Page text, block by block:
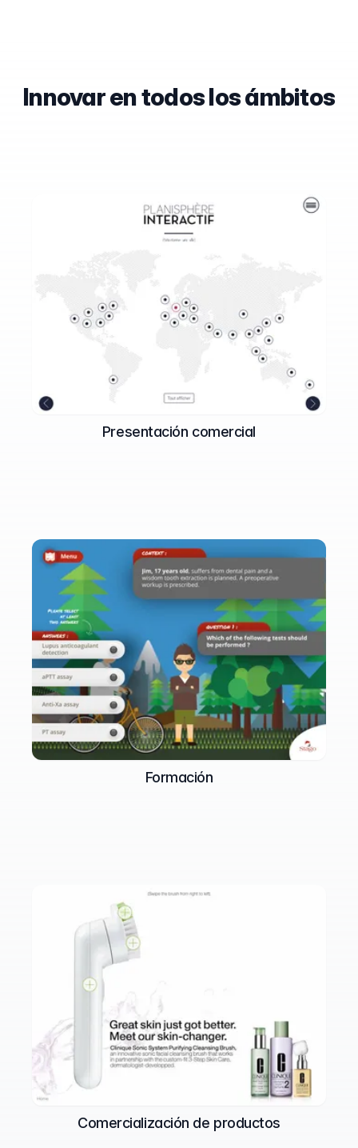
Innovar en todos los ámbitos
Presentación comercial
Formación
Comercialización de productos